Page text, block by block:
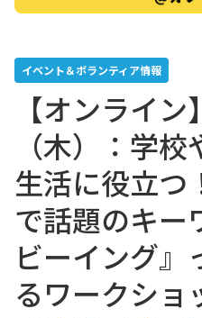
イベント＆ボランティア情報
【オンライ
（木）：学
生活に役立つ
で話題のキー
ビーイング』
るワークショ